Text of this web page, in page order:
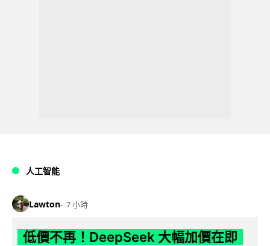
人工智能
Lawton 7 小時
低價不再！DeepSeek 大幅加價在即